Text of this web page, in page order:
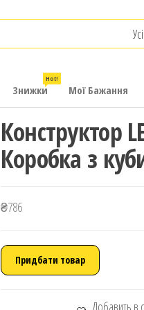
Знижки
Hot!
Мої Бажання
Конструктор
Коробка з
₴786
Придбати товар
Добавить в